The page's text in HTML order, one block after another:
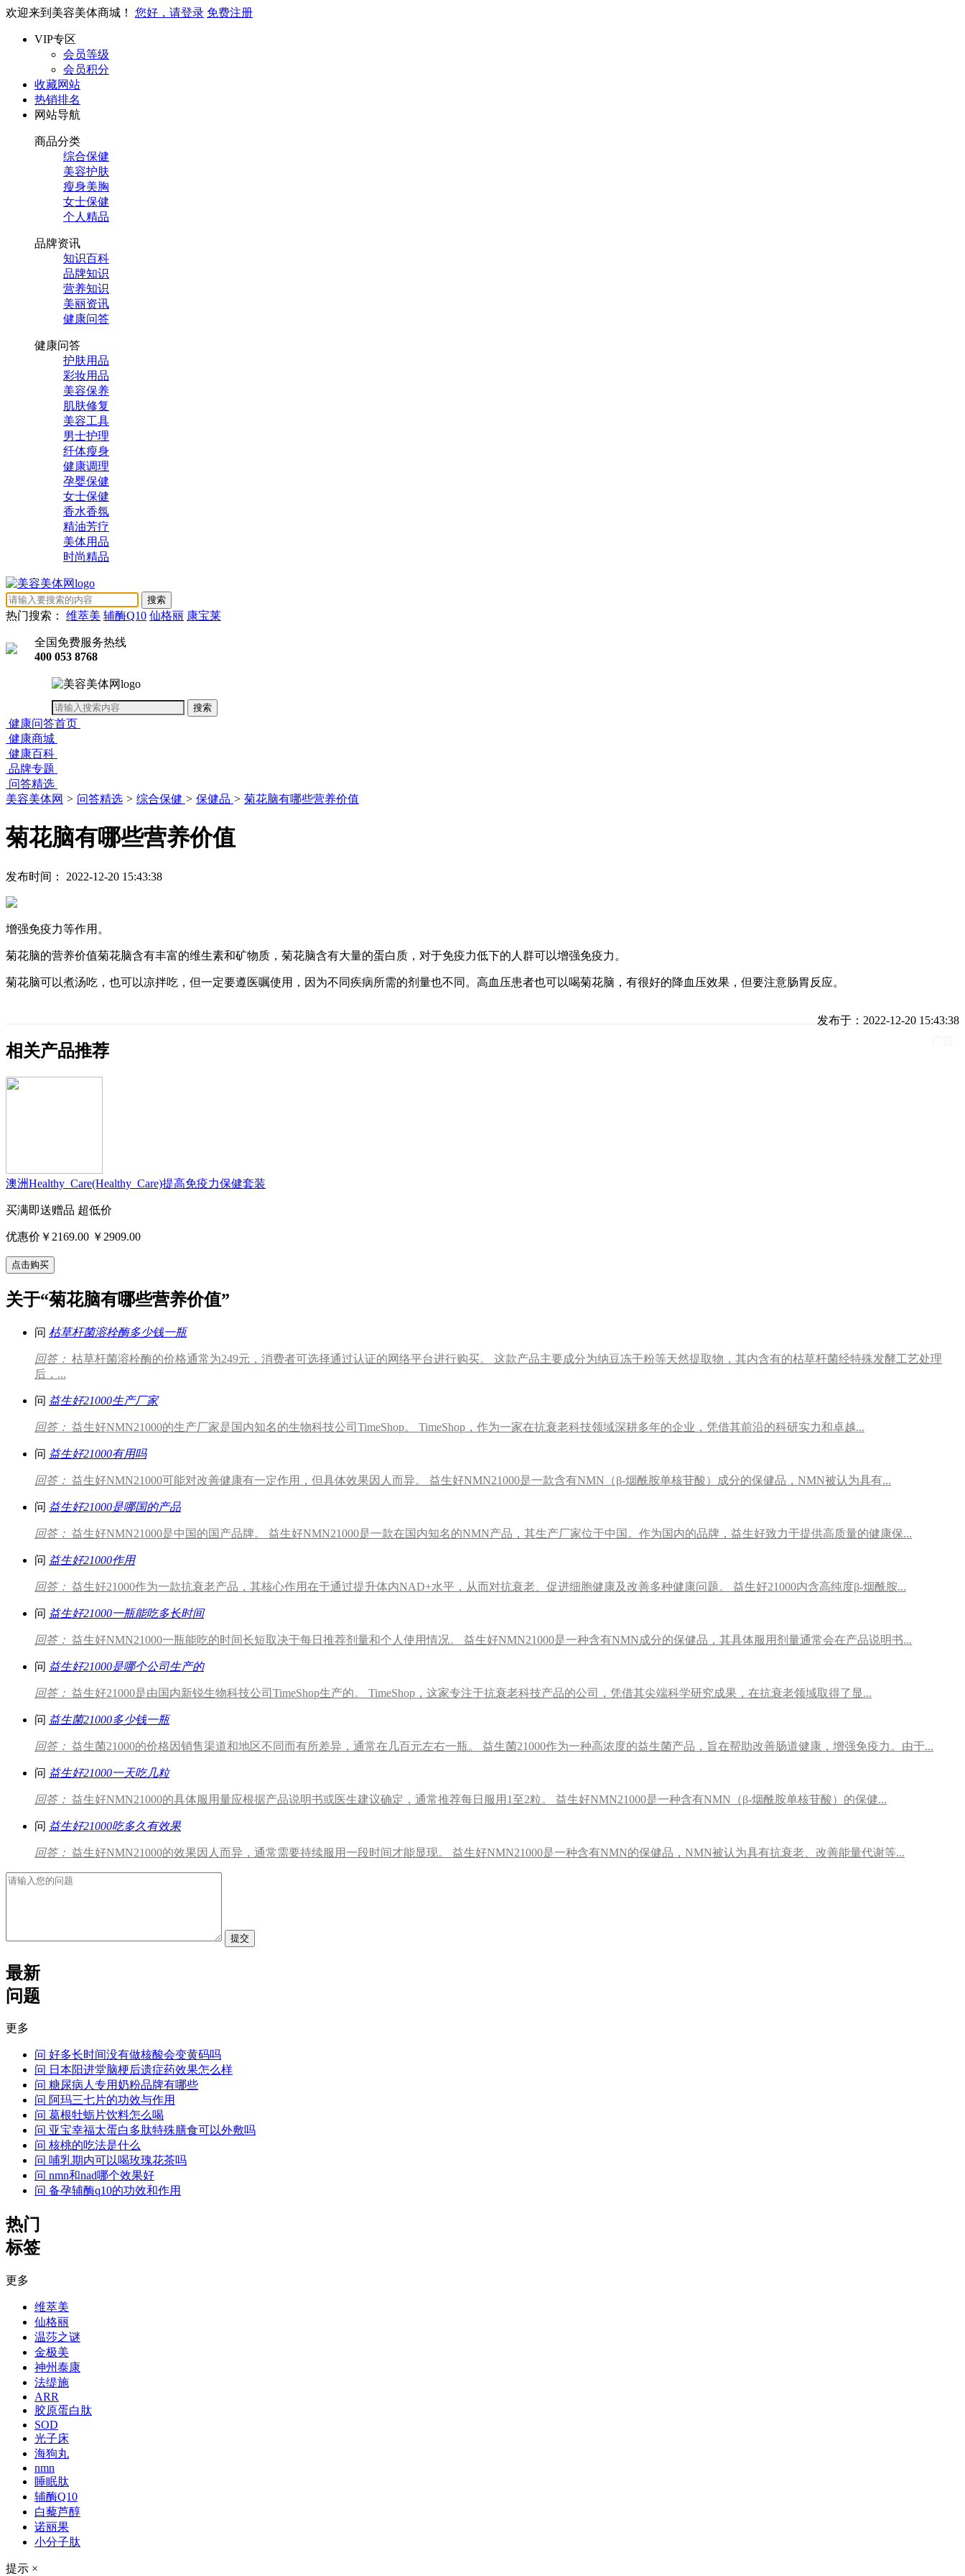
欢迎来到美容美体商城！ 您好，请登录 免费注册
VIP专区
会员等级
会员积分
收藏网站
热销排名
网站导航
商品分类
综合保健
美容护肤
瘦身美胸
女士保健
个人精品
品牌资讯
知识百科
品牌知识
营养知识
美丽资讯
健康问答
健康问答
护肤用品
彩妆用品
美容保养
肌肤修复
美容工具
男士护理
纤体瘦身
健康调理
孕婴保健
女士保健
香水香氛
精油芳疗
美体用品
时尚精品
热门搜索： 维萃美 辅酶Q10 仙格丽 康宝莱
全国免费服务热线
400 053 8768
健康问答首页
健康商城
健康百科
品牌专题
问答精选
美容美体网 > 问答精选 > 综合保健 > 保健品 > 菊花脑有哪些营养价值
菊花脑有哪些营养价值
发布时间： 2022-12-20 15:43:38
增强免疫力等作用。
菊花脑的营养价值菊花脑含有丰富的维生素和矿物质，菊花脑含有大量的蛋白质，对于免疫力低下的人群可以增强免疫力。
菊花脑可以煮汤吃，也可以凉拌吃，但一定要遵医嘱使用，因为不同疾病所需的剂量也不同。高血压患者也可以喝菊花脑，有很好的降血压效果，但要注意肠胃反应。
发布于：2022-12-20 15:43:38
相关产品推荐
澳洲Healthy_Care(Healthy_Care)提高免疫力保健套装
买满即送赠品 超低价
优惠价￥2169.00 ￥2909.00
点击购买
关于“菊花脑有哪些营养价值”
问 枯草杆菌溶栓酶多少钱一瓶
回答： 枯草杆菌溶栓酶的价格通常为249元，消费者可选择通过认证的网络平台进行购买。 这款产品主要成分为纳豆冻干粉等天然提取物，其内含有的枯草杆菌经特殊发酵工艺处理
后，...
问 益生好21000生产厂家
回答： 益生好NMN21000的生产厂家是国内知名的生物科技公司TimeShop。 TimeShop，作为一家在抗衰老科技领域深耕多年的企业，凭借其前沿的科研实力和卓越...
问 益生好21000有用吗
回答： 益生好NMN21000可能对改善健康有一定作用，但具体效果因人而异。 益生好NMN21000是一款含有NMN（β-烟酰胺单核苷酸）成分的保健品，NMN被认为具有...
问 益生好21000是哪国的产品
回答： 益生好NMN21000是中国的国产品牌。 益生好NMN21000是一款在国内知名的NMN产品，其生产厂家位于中国。作为国内的品牌，益生好致力于提供高质量的健康保...
问 益生好21000作用
回答： 益生好21000作为一款抗衰老产品，其核心作用在于通过提升体内NAD+水平，从而对抗衰老、促进细胞健康及改善多种健康问题。 益生好21000内含高纯度β-烟酰胺...
问 益生好21000一瓶能吃多长时间
回答： 益生好NMN21000一瓶能吃的时间长短取决于每日推荐剂量和个人使用情况。 益生好NMN21000是一种含有NMN成分的保健品，其具体服用剂量通常会在产品说明书...
问 益生好21000是哪个公司生产的
回答： 益生好21000是由国内新锐生物科技公司TimeShop生产的。 TimeShop，这家专注于抗衰老科技产品的公司，凭借其尖端科学研究成果，在抗衰老领域取得了显...
问 益生菌21000多少钱一瓶
回答： 益生菌21000的价格因销售渠道和地区不同而有所差异，通常在几百元左右一瓶。 益生菌21000作为一种高浓度的益生菌产品，旨在帮助改善肠道健康，增强免疫力。由于...
问 益生好21000一天吃几粒
回答： 益生好NMN21000的具体服用量应根据产品说明书或医生建议确定，通常推荐每日服用1至2粒。 益生好NMN21000是一种含有NMN（β-烟酰胺单核苷酸）的保健...
问 益生好21000吃多久有效果
回答： 益生好NMN21000的效果因人而异，通常需要持续服用一段时间才能显现。 益生好NMN21000是一种含有NMN的保健品，NMN被认为具有抗衰老、改善能量代谢等...
提交
最新
问题
更多
问 好多长时间没有做核酸会变黄码吗
问 日本阳进堂脑梗后遗症药效果怎么样
问 糖尿病人专用奶粉品牌有哪些
问 阿玛三七片的功效与作用
问 葛根牡蛎片饮料怎么喝
问 亚宝幸福太蛋白多肽特殊膳食可以外敷吗
问 核桃的吃法是什么
问 哺乳期内可以喝玫瑰花茶吗
问 nmn和nad哪个效果好
问 备孕辅酶q10的功效和作用
热门
标签
更多
维萃美
仙格丽
温莎之谜
金极美
神州泰康
法缇施
ARR
胶原蛋白肽
SOD
光子床
海狗丸
nmn
睡眠肽
辅酶Q10
白藜芦醇
诺丽果
小分子肽
提示 ×